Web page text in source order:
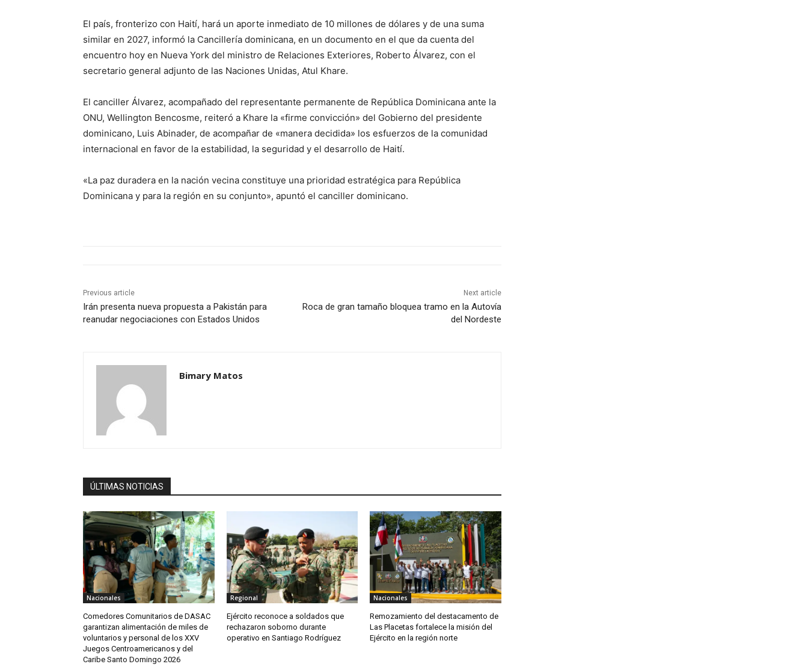
El país, fronterizo con Haití, hará un aporte inmediato de 10 millones de dólares y de una suma
similar en 2027, informó la Cancillería dominicana, en un documento en el que da cuenta del
encuentro hoy en Nueva York del ministro de Relaciones Exteriores, Roberto Álvarez, con el
secretario general adjunto de las Naciones Unidas, Atul Khare.
El canciller Álvarez, acompañado del representante permanente de República Dominicana ante la
ONU, Wellington Bencosme, reiteró a Khare la «firme convicción» del Gobierno del presidente
dominicano, Luis Abinader, de acompañar de «manera decidida» los esfuerzos de la comunidad
internacional en favor de la estabilidad, la seguridad y el desarrollo de Haití.
«La paz duradera en la nación vecina constituye una prioridad estratégica para República
Dominicana y para la región en su conjunto», apuntó el canciller dominicano.
Previous article
Irán presenta nueva propuesta a Pakistán para
reanudar negociaciones con Estados Unidos
Next article
Roca de gran tamaño bloquea tramo en la Autovía
del Nordeste
Bimary Matos
ÚLTIMAS NOTICIAS
Nacionales
Comedores Comunitarios de DASAC
garantizan alimentación de miles de
voluntarios y personal de los XXV
Juegos Centroamericanos y del
Caribe Santo Domingo 2026
Regional
Ejército reconoce a soldados que
rechazaron soborno durante
operativo en Santiago Rodríguez
Nacionales
Remozamiento del destacamento de
Las Placetas fortalece la misión del
Ejército en la región norte